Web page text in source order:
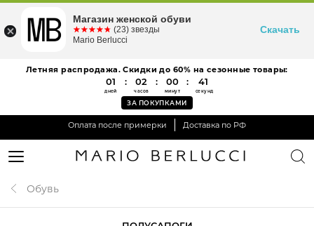
Летняя распродажа. Скидки до 60% на сезонные товары:
01
дней
: 02
часов
: 00
минут
: 41
секунд
ЗА ПОКУПКАМИ
Оплата после примерки Доставка по РФ
Обувь
Магазин женской обуви
☆☆☆☆☆
★★★★★ (23) звезды
Mario Berlucci
Скачать